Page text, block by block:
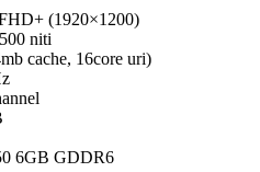
(1920×1200)
niti
cache, 16core uri)
6GB GDDR6